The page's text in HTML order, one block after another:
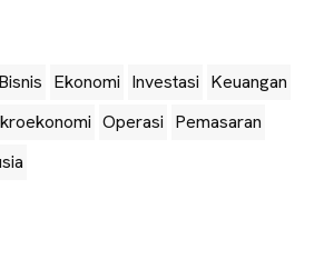
Bisnis Ekonomi Investasi Keuangan
Operasi Pemasaran